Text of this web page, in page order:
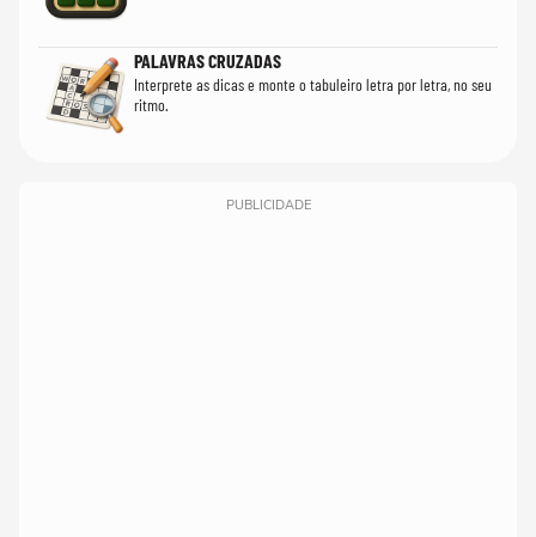
PALAVRAS CRUZADAS
Interprete as dicas e monte o tabuleiro letra por letra, no seu
ritmo.
PUBLICIDADE